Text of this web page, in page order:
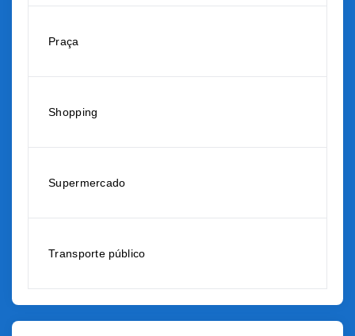
Praça
Shopping
Supermercado
Transporte público